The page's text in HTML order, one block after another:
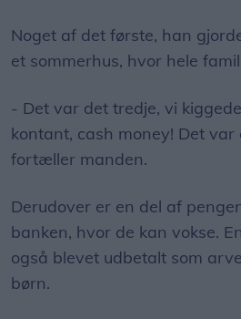
Noget af det første, han
et sommerhus, hvor hele
- Det var det tredje, vi
kontant, cash money! Det var
fortæller manden.
Derudover er en del af
banken, hvor de kan vokse.
også blevet udbetalt som
børn.